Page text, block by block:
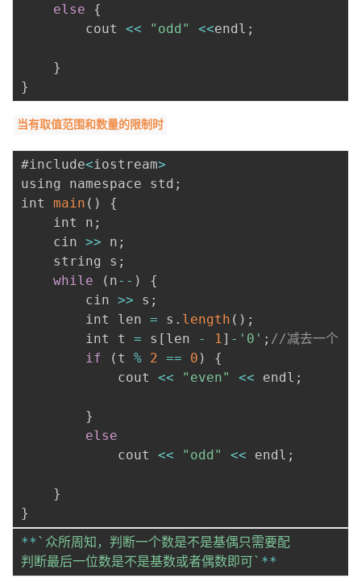
动
关
的
发
验
收
藏
我
Programs
的
议
else
{
		cout
<< "odd" <<endl ;
}
}
当有取值范围和数量的限制时
#include<iostream>
using namespace std ;
int main ( )
{
	int n
;
	cin
>> n ;
	string s
;
while
( n-- )
{
		cin
>> s ;
		int len
= s . length ( ) ;
		int t
= s [ len - 1] - '0' ; //减去一个
if
( t % 2 == 0 )
{
			cout
<< "even" << endl ;
}
else
			cout
<< "odd" << endl ;
}
}
** ` 众所周知，判断一个数是不是基偶只需要配
判断最后一位数是不是基数或者偶数即可` **